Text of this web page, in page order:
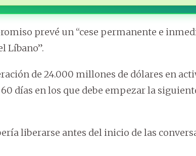
prevé un “cese permanente e
Líbano”.
de 24.000 millones de dólares en
días en los que debe empezar la
liberarse antes del inicio de las